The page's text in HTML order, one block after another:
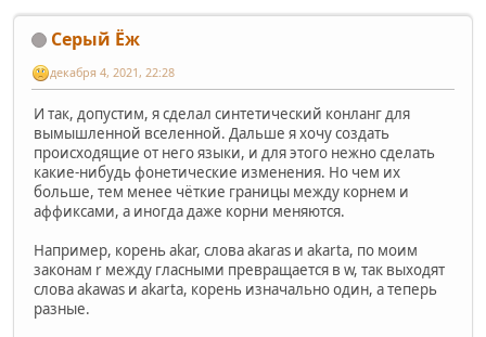
Серый Ёж
декабря 4, 2021, 22:28
И так, допустим, я сделал синтетический конланг для
вымышленной вселенной. Дальше я хочу создать
происходящие от него языки, и для этого нежно сделать
какие-нибудь фонетические изменения. Но чем их
больше, тем менее чёткие границы между корнем и
аффиксами, а иногда даже корни меняются.
Например, корень akar, слова akaras и akarta, по моим
законам r между гласными превращается в w, так выходят
слова akawas и akarta, корень изначально один, а теперь
разные.